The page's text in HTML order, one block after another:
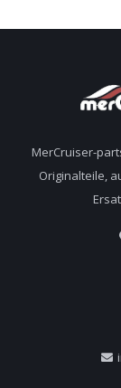
MerCruiser-
Originalteile,